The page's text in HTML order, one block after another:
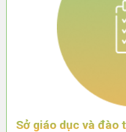
Sở giáo dục và đào